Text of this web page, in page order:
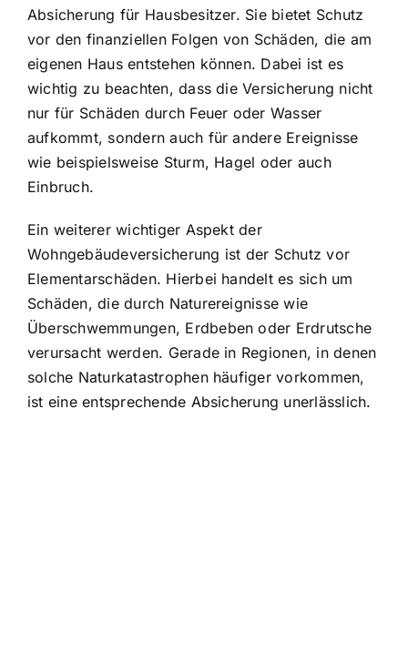
Absicherung für Hausbesitzer. Sie bietet Schutz
vor den finanziellen Folgen von Schäden, die am
eigenen Haus entstehen können. Dabei ist es
wichtig zu beachten, dass die Versicherung nicht
nur für Schäden durch Feuer oder Wasser
aufkommt, sondern auch für andere Ereignisse
wie beispielsweise Sturm, Hagel oder auch
Einbruch.
Ein weiterer wichtiger Aspekt der
Wohngebäudeversicherung ist der Schutz vor
Elementarschäden. Hierbei handelt es sich um
Schäden, die durch Naturereignisse wie
Überschwemmungen, Erdbeben oder Erdrutsche
verursacht werden. Gerade in Regionen, in denen
solche Naturkatastrophen häufiger vorkommen,
ist eine entsprechende Absicherung unerlässlich.